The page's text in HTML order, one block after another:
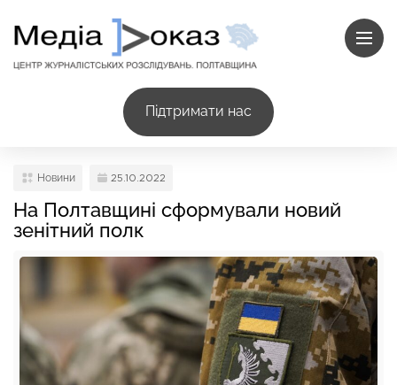
Підтримати нас
Новини 25.10.2022
На Полтавщині сформували новий
зенітний полк